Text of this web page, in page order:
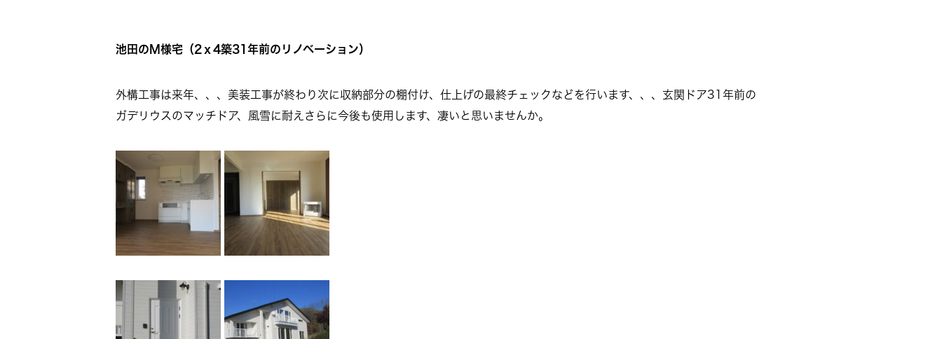
池田のM様宅（2ｘ4築31年前のリノベーション）
外構工事は来年、、、美装工事が終わり次に収納部分の棚付け、仕上げの最終チェックなどを行います、、、玄関ドア31年前の
ガデリウスのマッチドア、風雪に耐えさらに今後も使用します、凄いと思いませんか。